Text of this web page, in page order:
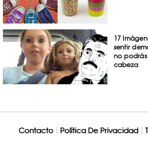
17
sentir
no
cabeza
Contacto Política De Privacidad